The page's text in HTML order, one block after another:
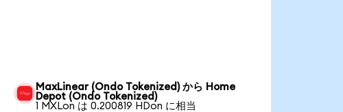
MaxLinear (Ondo Tokenized) から Home
Depot (Ondo Tokenized)
1 MXLon は 0.200819 HDon に相当